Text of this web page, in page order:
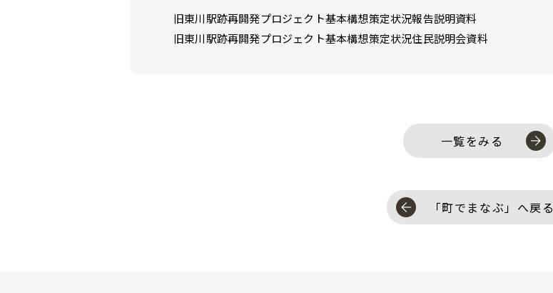
旧東川駅跡再開発プロジェクト基本構想策定状況報告説明資料
旧東川駅跡再開発プロジェクト基本構想策定状況住民説明会資料
一覧をみる
「町でまなぶ」へ戻る